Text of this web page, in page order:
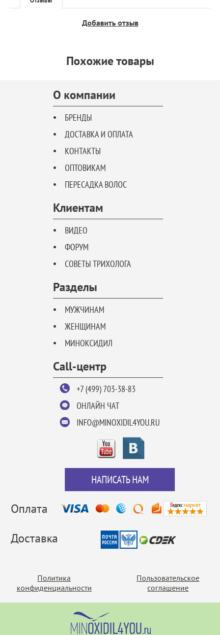
Добавить отзыв
Похожие товары
О компании
БРЕНДЫ
ДОСТАВКА И ОПЛАТА
КОНТАКТЫ
ОПТОВИКАМ
ПЕРЕСАДКА ВОЛОС
Клиентам
ВИДЕО
ФОРУМ
СОВЕТЫ ТРИХОЛОГА
Разделы
МУЖЧИНАМ
ЖЕНЩИНАМ
МИНОКСИДИЛ
Call-центр
+7 (499) 703-38-83
ОНЛАЙН ЧАТ
INFO@MINOXIDIL4YOU.RU
НАПИСАТЬ НАМ
Оплата
Доставка
Политика
конфиденциальности
Пользовательское
соглашение